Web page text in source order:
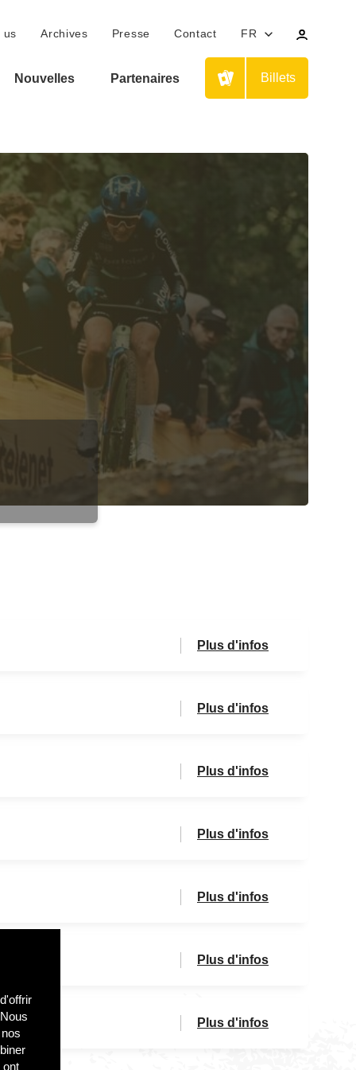
ont
us Archives Presse Contact FR
Nouvelles Partenaires Billets
Plus d'infos
Plus d'infos
Plus d'infos
Plus d'infos
Plus d'infos
Plus d'infos
Plus d'infos